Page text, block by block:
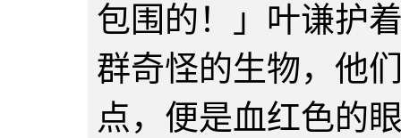
包围的！」叶谦护
群奇怪的生物，他
点，便是血红色的